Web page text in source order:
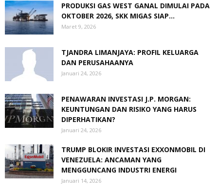
PRODUKSI GAS WEST GANAL DIMULAI PADA
OKTOBER 2026, SKK MIGAS SIAP...
Maret 9, 2026
TJANDRA LIMANJAYA: PROFIL KELUARGA
DAN PERUSAHAANYA
Januari 24, 2026
PENAWARAN INVESTASI J.P. MORGAN:
KEUNTUNGAN DAN RISIKO YANG HARUS
DIPERHATIKAN?
Januari 24, 2026
TRUMP BLOKIR INVESTASI EXXONMOBIL DI
VENEZUELA: ANCAMAN YANG
MENGGUNCANG INDUSTRI ENERGI
Januari 14, 2026